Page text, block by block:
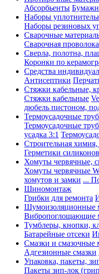
Абсорбьенты
Наборы
Наборы резиновых
Сварочные
Сварочная проволока
Сверла, полотна,
Коронки по
Средства
Антисептики
Стяжки кабельные,
Стяжки кабельные
дюбель пистоном,
Термоусадочные
Термоусадочные
усадка 3:1
Строительная
Герметики
Хомуты червячные,
Хомуты червячные
хомутов и замки ...
Шиномонтаж
Грибки для ремонта
Шумоизоляционные
Вибропоглощающие
Тумблеры, кнопки,
Батарейные отсеки
Смазки и смазочные
Адгезионные смазки
Упаковка, пакеты,
Пакеты зип-лок